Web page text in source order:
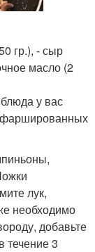
гр.), - сыр
масло (2
у вас
фаршированных
лук,
необходимо
добавьте
течение 3